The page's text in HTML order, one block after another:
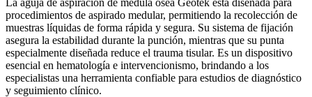
La aguja de aspiración de médula ósea Geotek está diseñada para
procedimientos de aspirado medular, permitiendo la recolección de
muestras líquidas de forma rápida y segura. Su sistema de fijación
asegura la estabilidad durante la punción, mientras que su punta
especialmente diseñada reduce el trauma tisular. Es un dispositivo
esencial en hematología e intervencionismo, brindando a los
especialistas una herramienta confiable para estudios de diagnóstico
y seguimiento clínico.